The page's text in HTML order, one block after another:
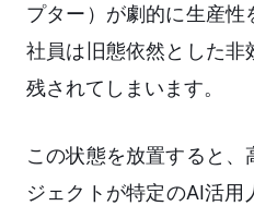
プター）が劇的に生産
社員は旧態依然とした非
残されてしまいます。
この状態を放置すると、
ジェクトが特定のAI活